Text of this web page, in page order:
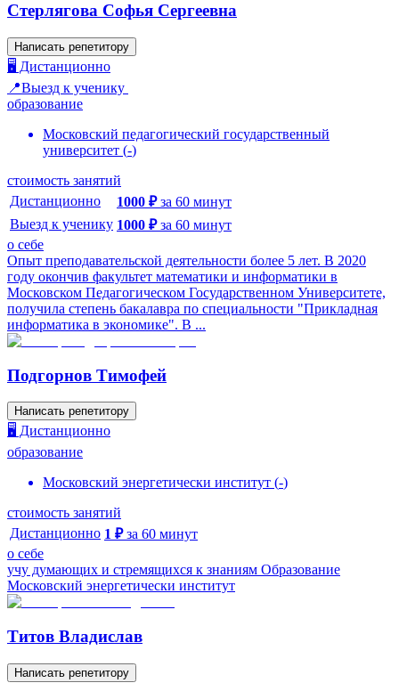
Стерлягова Софья Сергеевна
Написать репетитору
🖥️ Дистанционно
📍Выезд к ученику
образование
Московский педагогический государственный
университет (-)
стоимость занятий
Дистанционно
1000 ₽ за 60 минут
Выезд к ученику 1000 ₽ за 60 минут
о себе
Опыт преподавательской деятельности более 5 лет. В 2020
году окончив факультет математики и информатики в
Московском Педагогическом Государственном Университете,
получила степень бакалавра по специальности "Прикладная
информатика в экономике". В ...
Подгорнов Тимофей
Написать репетитору
🖥️ Дистанционно
образование
Московский энергетически институт (-)
стоимость занятий
Дистанционно 1 ₽ за 60 минут
о себе
учу думающих и стремящихся к знаниям Образование
Московский энергетически институт
Титов Владислав
Написать репетитору